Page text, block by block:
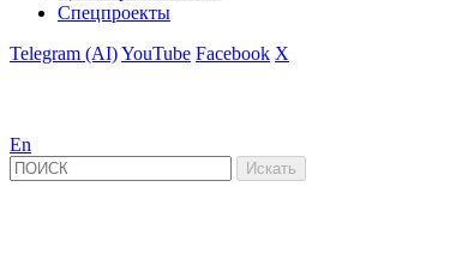
Спецпроекты
Telegram (AI)YouTube Facebook X
En